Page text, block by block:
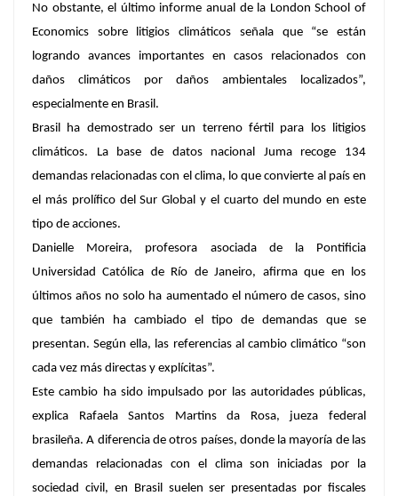
No obstante, el último informe anual de la London School of
Economics sobre litigios climáticos señala que “se están
logrando avances importantes en casos relacionados con
daños climáticos por daños ambientales localizados”,
especialmente en Brasil.
Brasil ha demostrado ser un terreno fértil para los litigios
climáticos. La base de datos nacional Juma recoge 134
demandas relacionadas con el clima, lo que convierte al país en
el más prolífico del Sur Global y el cuarto del mundo en este
tipo de acciones.
Danielle Moreira, profesora asociada de la Pontificia
Universidad Católica de Río de Janeiro, afirma que en los
últimos años no solo ha aumentado el número de casos, sino
que también ha cambiado el tipo de demandas que se
presentan. Según ella, las referencias al cambio climático “son
cada vez más directas y explícitas”.
Este cambio ha sido impulsado por las autoridades públicas,
explica Rafaela Santos Martins da Rosa, jueza federal
brasileña. A diferencia de otros países, donde la mayoría de las
demandas relacionadas con el clima son iniciadas por la
sociedad civil, en Brasil suelen ser presentadas por fiscales